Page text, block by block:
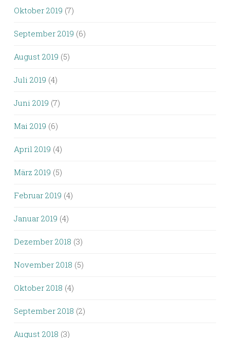
Oktober 2019 (7)
September 2019 (6)
August 2019 (5)
Juli 2019 (4)
Juni 2019 (7)
Mai 2019 (6)
April 2019 (4)
März 2019 (5)
Februar 2019 (4)
Januar 2019 (4)
Dezember 2018 (3)
November 2018 (5)
Oktober 2018 (4)
September 2018 (2)
August 2018 (3)